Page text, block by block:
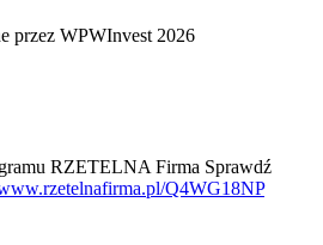
przez WPWInvest 2026
RZETELNA Firma Sprawdź
Q4WG18NP